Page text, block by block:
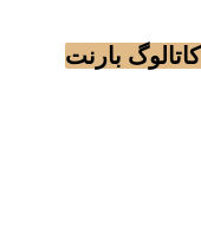
کاتالوگ بارنت